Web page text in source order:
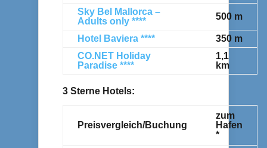
Sky Bel Mallorca –
Adults only ****
500 m
Hotel Baviera ****
350 m
CO.NET Holiday
Paradise ****
1,1
km
3 Sterne Hotels:
Preisvergleich/Buchung
zum
Hafen
*